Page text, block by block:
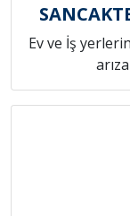
Ev ve İş